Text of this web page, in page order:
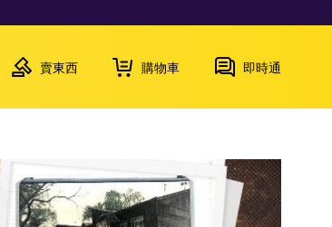
賣東西 購物車 即時通